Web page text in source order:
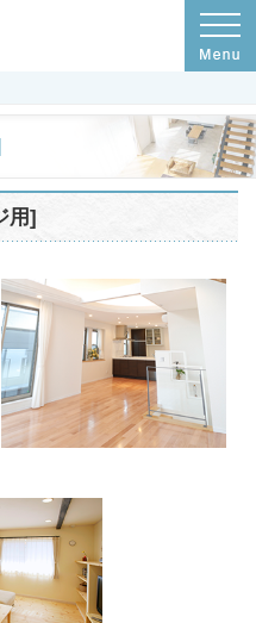
住宅・新築戸建てを手がける工務店
を手がける工務店なら(株)ハウスタケ
用]